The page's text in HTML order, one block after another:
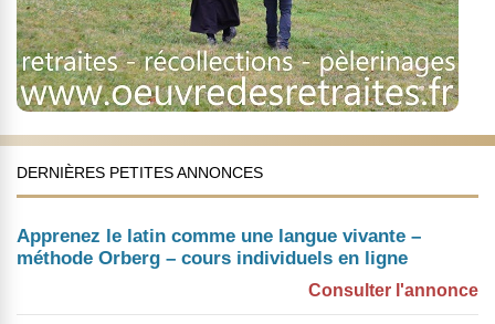
DERNIÈRES PETITES ANNONCES
Apprenez le latin comme une langue vivante –
méthode Orberg – cours individuels en ligne
Consulter l'annonce